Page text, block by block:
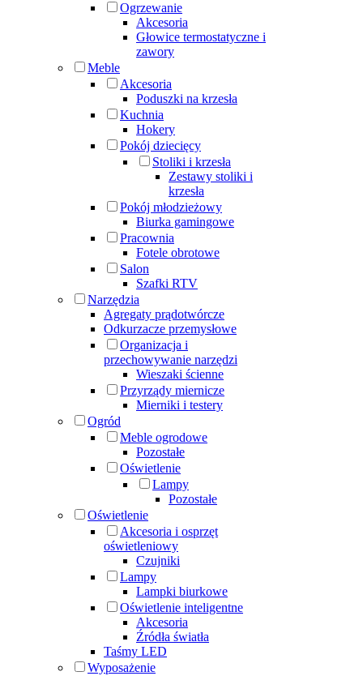
Ogrzewanie
Akcesoria
Głowice termostatyczne i
zawory
Meble
Akcesoria
Poduszki na krzesła
Kuchnia
Hokery
Pokój dziecięcy
Stoliki i krzesła
Zestawy stoliki i
krzesła
Pokój młodzieżowy
Biurka gamingowe
Pracownia
Fotele obrotowe
Salon
Szafki RTV
Narzędzia
Agregaty prądotwórcze
Odkurzacze przemysłowe
Organizacja i
przechowywanie narzędzi
Wieszaki ścienne
Przyrządy miernicze
Mierniki i testery
Ogród
Meble ogrodowe
Pozostałe
Oświetlenie
Lampy
Pozostałe
Oświetlenie
Akcesoria i osprzęt
oświetleniowy
Czujniki
Lampy
Lampki biurkowe
Oświetlenie inteligentne
Akcesoria
Źródła światła
Taśmy LED
Wyposażenie